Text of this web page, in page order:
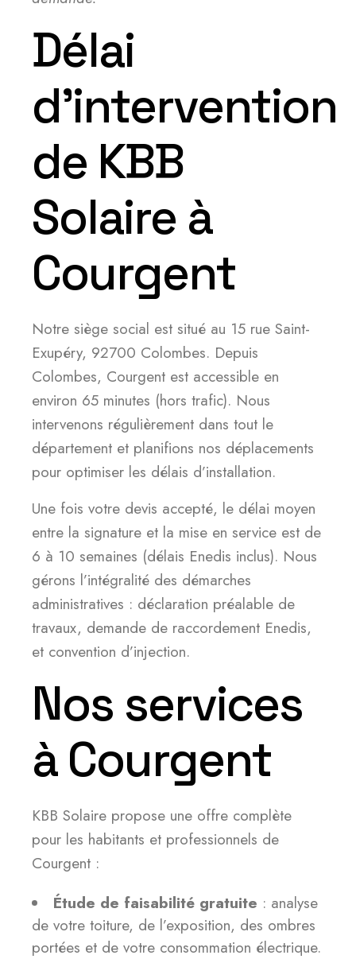
Délai
d’intervention
de KBB
Solaire à
Courgent
Notre siège social est situé au 15 rue Saint-
Exupéry, 92700 Colombes. Depuis
Colombes, Courgent est accessible en
environ 65 minutes (hors trafic). Nous
intervenons régulièrement dans tout le
département et planifions nos déplacements
pour optimiser les délais d’installation.
Une fois votre devis accepté, le délai moyen
entre la signature et la mise en service est de
6 à 10 semaines (délais Enedis inclus). Nous
gérons l’intégralité des démarches
administratives : déclaration préalable de
travaux, demande de raccordement Enedis,
et convention d’injection.
Nos services
à Courgent
KBB Solaire propose une offre complète
pour les habitants et professionnels de
Courgent :
Étude de faisabilité gratuite : analyse
de votre toiture, de l’exposition, des ombres
portées et de votre consommation électrique.